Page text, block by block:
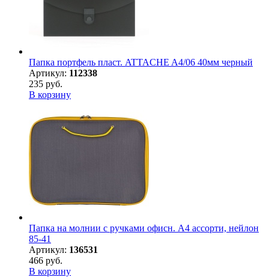
Папка портфель пласт. ATTACHE A4/06 40мм черный
Артикул: 112338
235 руб.
В корзину
Папка на молнии с ручками офисн. А4 ассорти, нейлон
85-41
Артикул: 136531
466 руб.
В корзину